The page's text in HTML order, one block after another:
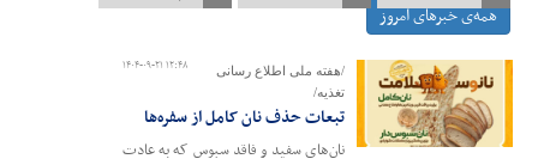
همه‌ی خبرهای امروز
۱۴۰۴-۰۹-۲۱ ۱۲:۴۸
/هفته ملی اطلاع رسانی
تغذیه/
تبعات حذف نان کامل از سفره‌ها
نان‌های سفید و فاقد سبوس که به عادت